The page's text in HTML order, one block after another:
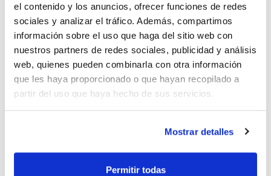
el contenido y los anuncios, ofrecer funciones de redes
sociales y analizar el tráfico. Además, compartimos
información sobre el uso que haga del sitio web con
nuestros partners de redes sociales, publicidad y análisis
web, quienes pueden combinarla con otra información
que les haya proporcionado o que hayan recopilado a
partir del uso que haya hecho de sus servicios.
Mostrar detalles
Permitir todas
establecen enlaces de hidrógeno, interacciones pi-pi o
dipolo-dipolo. Los compuestos típicamente extraídos o
tienen grupos polares, como aminas, hidroxilos y carbonilos
TDS / Ficha técnica
Regístrate para
Regístrate para
descargas
SDS/ Hoja de seguridad
Regístrate para
descargas
productos marca Scharlau habitualmente en stock,
listos para una entrega inmediata.